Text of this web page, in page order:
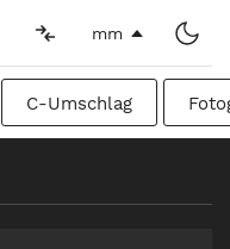
mm
C-Umschlag